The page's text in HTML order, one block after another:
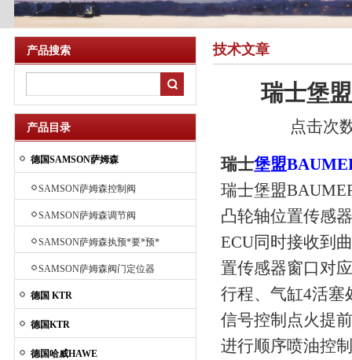
产品搜索
产品目录
德国SAMSON萨姆森
SAMSON萨姆森控制阀
SAMSON萨姆森调节阀
SAMSON萨姆森执预*要*预*
要*预*要*预*要*预*要*预先
进要先进行器
SAMSON萨姆森阀门定位器
德国 KTR
德国KTR
德国哈威HAWE
技术文章
瑞士堡
点击次
瑞士堡盟
瑞士堡盟
凸轮轴位置传感
ECU同时接收到
置传感器窗口对
行程、气缸4活塞
信号控制点火提
进行顺序喷油控